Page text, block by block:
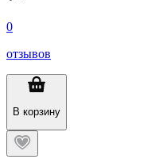
0
отзывов
В корзину